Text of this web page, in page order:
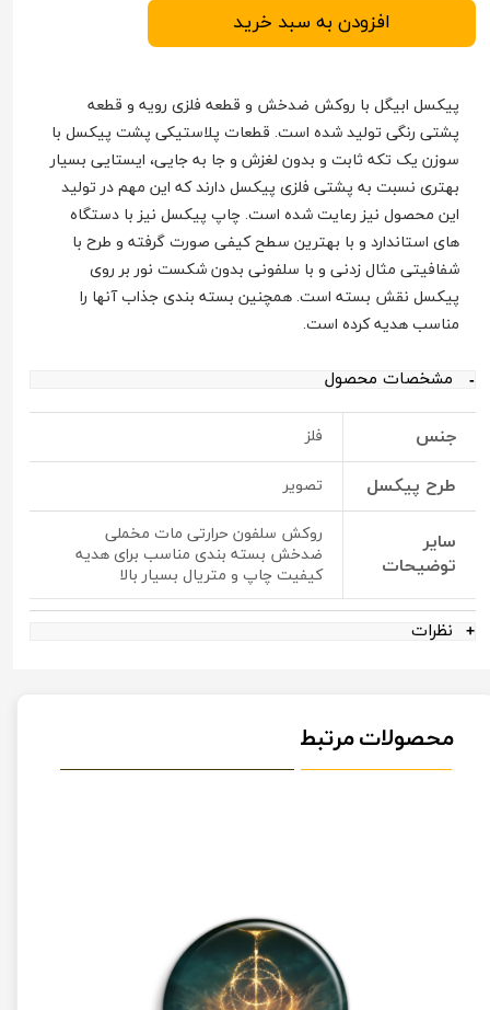
افزودن به سبد خرید
پیکسل ابیگل با روکش ضدخش و قطعه فلزی رویه و قطعه
پشتی رنگی تولید شده است. قطعات پلاستیکی پشت پیکسل با
سوزن یک تکه ثابت و بدون لغزش و جا به جایی، ایستایی بسیار
بهتری نسبت به پشتی فلزی پیکسل دارند که این مهم در تولید
این محصول نیز رعایت شده است. چاپ پیکسل نیز با دستگاه
های استاندارد و با بهترین سطح کیفی صورت گرفته و طرح با
شفافیتی مثال زدنی و با سلفونی بدون شکست نور بر روی
پیکسل نقش بسته است. همچنین بسته بندی جذاب آنها را
مناسب هدیه کرده است.
مشخصات محصول
جنس فلز
طرح پیکسل تصویر
سایر
توضیحات
روکش سلفون حرارتی مات مخملی
ضدخش بسته بندی مناسب برای هدیه
کیفیت چاپ و متریال بسیار بالا
نظرات
محصولات مرتبط